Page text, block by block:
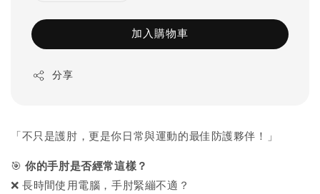
加入購物車
分享
「不只是護肘，更是你日常與運動的最佳防護夥伴！」
🎯你的手肘是否經常這樣？
❌ 長時間使用電腦，手肘緊繃不適？